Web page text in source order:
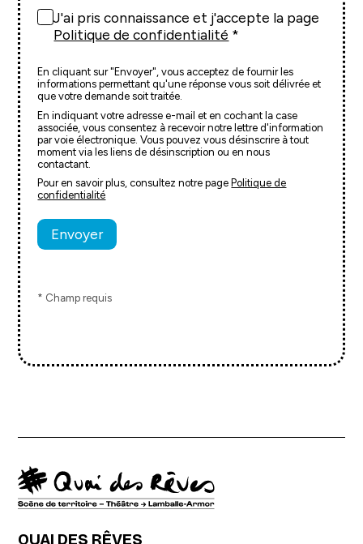
J'ai pris connaissance et j'accepte la page
Politique de confidentialité
En cliquant sur "Envoyer", vous acceptez de fournir les
informations permettant qu'une réponse vous soit délivrée et
que votre demande soit traitée.
En indiquant votre adresse e-mail et en cochant la case
associée, vous consentez à recevoir notre lettre d'information
par voie électronique. Vous pouvez vous désinscrire à tout
moment via les liens de désinscription ou en nous
contactant.
Pour en savoir plus, consultez notre page Politique de
confidentialité
* Champ requis
QUAI DES RÊVES